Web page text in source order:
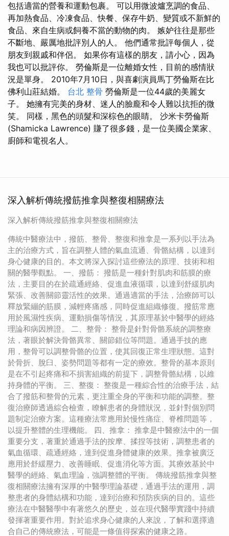
包括適當的營養和運動包裹。 可以用微波爐烹調的食品、
再加熱食品、冷凍食品、快餐、保存牛奶、變質或不新鮮的
食品、來自生病或飼養不當的動物的肉。 嫉妒往往是那些
不斷地、嚴厲地批評別人的人。 他們通常批評每個人，從
朋友到親戚和伴侶。 如果你有這樣的朋友，請小心，因為
我也可以批評你。 勞倫斯是一位離婚女性，目前的感情狀
況是單身。 2010年7月10日，與喜劇演員馬丁勞倫斯在比
佛利山莊結婚。 台北 整骨 勞倫斯是一位44歲的美麗女
子。 她擁有完美的身材、迷人的臉龐和令人難以抗拒的微
笑。 同樣，黑色的頭髮和深棕色的眼睛。 沙米卡勞倫斯
(Shamicka Lawrence) 賺了很多錢，是一位美國企業家、
廚師和電視名人。
深入解析傳統撥筋推拿與整復相關療法
深入解析傳統撥筋推拿與整復相關療法
傳統中醫療法中，撥筋、整骨、整復和推拿是一系列以手法為
主的治療方式，旨在調整人體的氣血流通、骨骼結構，以達到
身心健康的目的。本文將深入探討這些療法的原理、技術和相
關的醫學觀點。 一、撥筋： 撥筋是一種針對肌肉和筋膜的療
法，主要目的在於疏通經絡、促進血液循環，以達到舒緩肌肉
緊張、改善關節靈活性的效果。通過適當的手法，治療師可以
釋放緊繃的筋膜，減輕疼痛感，同時促進組織修復。撥筋常應
用於風濕性疾病、運動損傷等情況，其原理基於中醫學的經絡
理論和病因辨證。 二、整骨： 整骨是針對骨骼系統的調整療
法，著眼於解決骨骼異常、關節錯位等問題。通過手技的應
用，整骨可以調整骨骼的位置，使其回復正常生理狀態。這對
於骨折、脫臼、姿勢問題等都有一定的療效。整骨的基本原則
是在不引起疼痛和不損害組織的前提下，調整骨骼結構，以維
持身體的平衡。 三、整復： 整復是一種綜合性的治療手法，結
合了撥筋和整骨的元素，更注重全身的平衡和功能的調整。整
復治療師透過綜合檢查，瞭解患者的身體狀況，並針對個別問
題制定治療方案。這種療法常應用於慢性痛症、脊椎問題等，
以提升整體的生理機能。 四、推拿： 推拿是中醫療法中的一個
重要分支，著重於通過手法的按摩、揉捏等技術，調整患者的
氣血循環、疏通經絡，達到促進身體健康的效果。推拿被廣泛
應用於舒緩壓力、改善睡眠、促進消化等方面。其療效基於中
醫學的經絡、氣血理論，強調整體的平衡。 傳統撥筋推拿與整
復相關療法擁有深厚的中醫學理論基礎，通過手法的運用，調
整患者的身體結構和功能，達到治療和預防疾病的目的。這些
療法在中醫醫學中有著悠久的歷史，並在現代醫學實踐中持續
發揮著重要作用。對於追求身心健康的人來說，了解和選擇適
合自己的傳統療法，可能是一條值得探索的健康之路。